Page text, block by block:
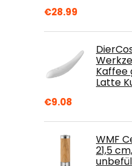
€28.99
Kaffee
Latte
€9.08
WMF
21,5